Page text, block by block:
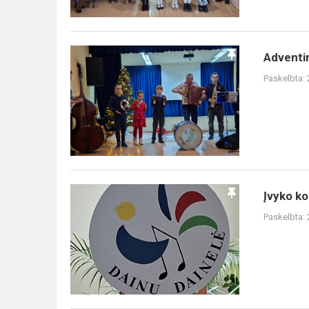
Adventinis
vakaras
Paskelbta:
konkurso
,,Dainų
dainelė“
pirmasis
etapas
Įvyko
Paskelbta: